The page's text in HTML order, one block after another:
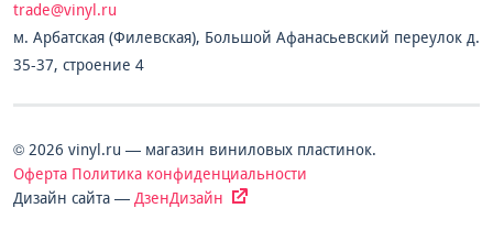
trade@vinyl.ru
м. Арбатская (Филевская), Большой Афанасьевский переулок д.
35-37, строение 4
© 2026 vinyl.ru — магазин виниловых пластинок.
Оферта Политика конфиденциальности
Дизайн сайта — ДзенДизайн